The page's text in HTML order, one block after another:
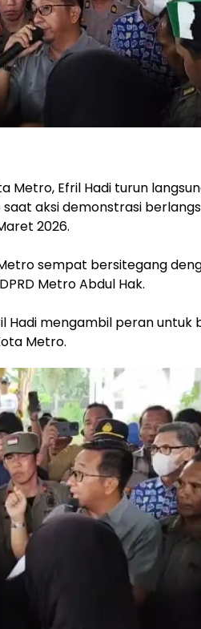
Metro, Efril Hadi turun
aksi demonstrasi
2026.
sempat bersitegang
Metro Abdul Hak.
Hadi mengambil peran untuk
Metro.